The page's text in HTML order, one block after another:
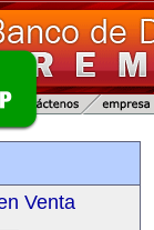
Venta